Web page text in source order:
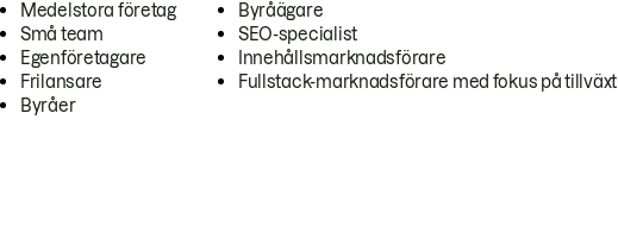
Medelstora företag
Små team
Egenföretagare
Frilansare
Byråer
Byråägare
SEO-specialist
Innehållsmarknadsförare
Fullstack-marknadsförare med fokus på tillväxt